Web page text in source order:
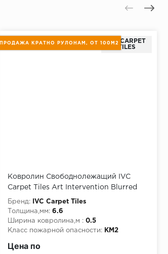
ПРОДАЖА КРАТНО РУЛОНАМ, ОТ 100М2IVC CARPET
TILES
Ковролин Свободнолежащий IVC
Carpet Tiles Art Intervention Blurred
Edge 733
Бренд:
IVC Carpet Tiles
Толщина,мм: 6.6
Ширина ковролина,м : 0.5
Класс пожарной опасности:
КМ2
рулонам, от 100м2
Цена по